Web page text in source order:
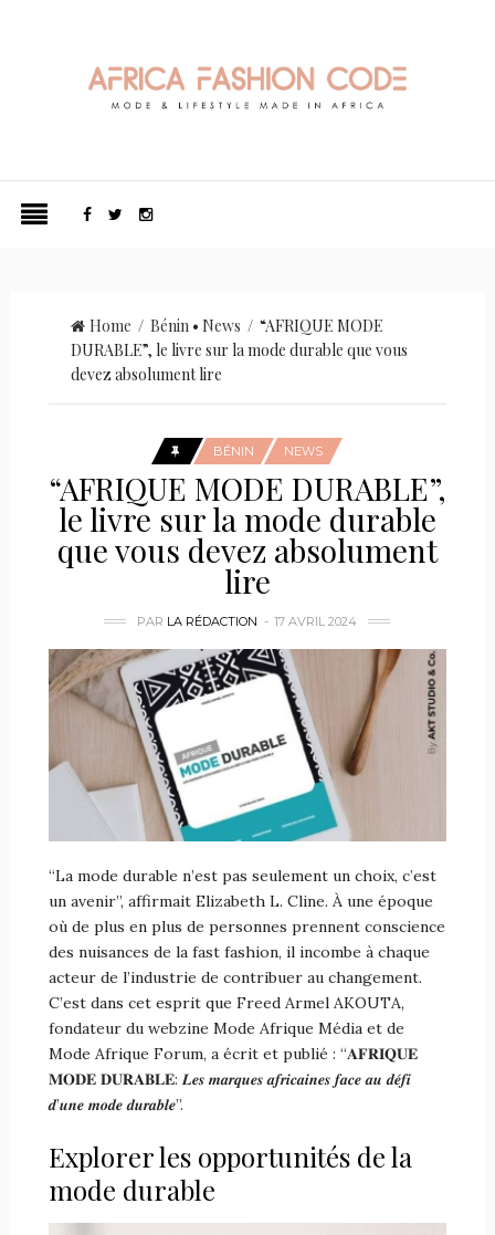
Home / Bénin• News / “AFRIQUE MODE
DURABLE”, le livre sur la mode durable que vous
devez absolument lire
BÉNIN NEWS
“AFRIQUE MODE DURABLE”,
le livre sur la mode durable
que vous devez absolument
lire
PAR LA RÉDACTION 17 AVRIL 2024
“La mode durable n’est pas seulement un choix, c’est
un avenir”, affirmait Elizabeth L. Cline. À une époque
où de plus en plus de personnes prennent conscience
des nuisances de la fast fashion, il incombe à chaque
acteur de l’industrie de contribuer au changement.
C’est dans cet esprit que Freed Armel AKOUTA,
fondateur du webzine Mode Afrique Média et de
Mode Afrique Forum, a écrit et publié : “𝐀𝐅𝐑𝐈𝐐𝐔𝐄
𝐌𝐎𝐃𝐄 𝐃𝐔𝐑𝐀𝐁𝐋𝐄: 𝑳𝒆𝒔 𝒎𝒂𝒓𝒒𝒖𝒆𝒔 𝒂𝒇𝒓𝒊𝒄𝒂𝒊𝒏𝒆𝒔 𝒇𝒂𝒄𝒆 𝒂𝒖 𝒅𝒆́𝒇𝒊
𝒅’𝒖𝒏𝒆 𝒎𝒐𝒅𝒆 𝒅𝒖𝒓𝒂𝒃𝒍𝒆”.
Explorer les opportunités de la
mode durable